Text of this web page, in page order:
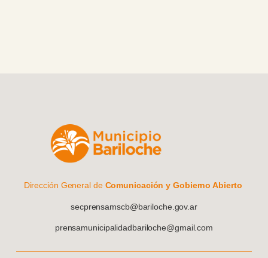
Dirección General de Comunicación y Gobierno Abierto
secprensamscb@bariloche.gov.ar
prensamunicipalidadbariloche@gmail.com